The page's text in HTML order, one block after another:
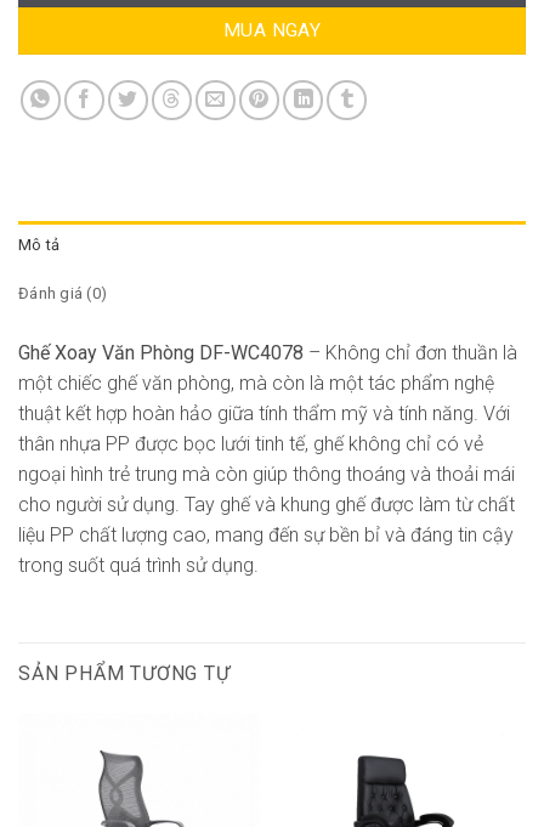
MUA NGAY
Mô tả
Đánh giá (0)
Ghế Xoay Văn Phòng DF-WC4078 – Không chỉ đơn thuần là
một chiếc ghế văn phòng, mà còn là một tác phẩm nghệ
thuật kết hợp hoàn hảo giữa tính thẩm mỹ và tính năng. Với
thân nhựa PP được bọc lưới tinh tế, ghế không chỉ có vẻ
ngoại hình trẻ trung mà còn giúp thông thoáng và thoải mái
cho người sử dụng. Tay ghế và khung ghế được làm từ chất
liệu PP chất lượng cao, mang đến sự bền bỉ và đáng tin cậy
trong suốt quá trình sử dụng.
SẢN PHẨM TƯƠNG TỰ